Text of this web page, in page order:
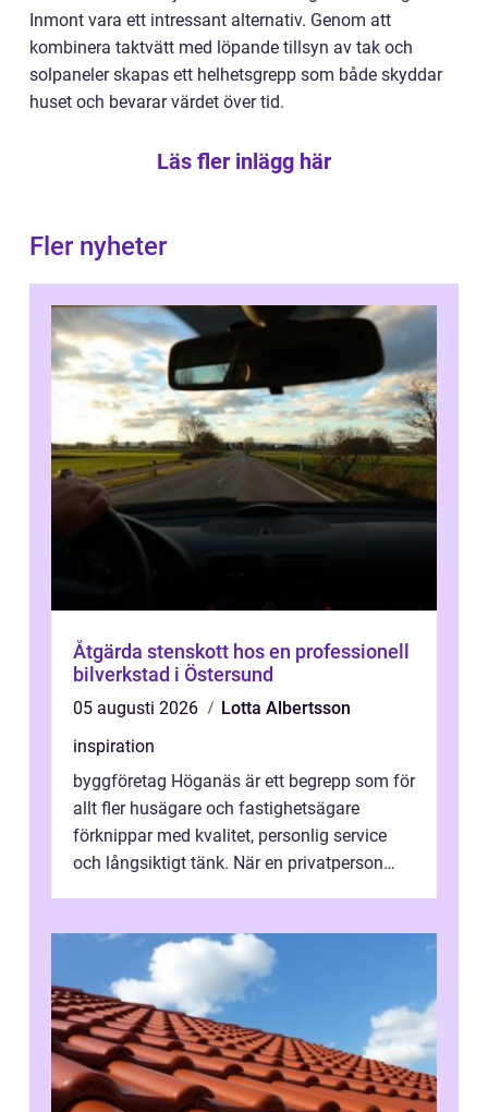
Inmont vara ett intressant alternativ. Genom att
kombinera taktvätt med löpande tillsyn av tak och
solpaneler skapas ett helhetsgrepp som både skyddar
huset och bevarar värdet över tid.
Läs fler inlägg här
Fler nyheter
Åtgärda stenskott hos en professionell
bilverkstad i Östersund
05 augusti 2026
Lotta Albertsson
inspiration
byggföretag Höganäs är ett begrepp som för
allt fler husägare och fastighetsägare
förknippar med kvalitet, personlig service
och långsiktigt tänk. När en privatperson